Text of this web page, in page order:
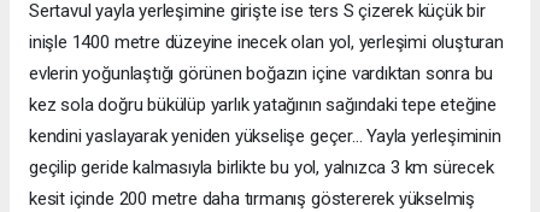
Sertavul yayla yerleşimine girişte ise ters S çizerek küçük bir
inişle 1400 metre düzeyine inecek olan yol, yerleşimi oluşturan
evlerin yoğunlaştığı görünen boğazın içine vardıktan sonra bu
kez sola doğru bükülüp yarlık yatağının sağındaki tepe eteğine
kendini yaslayarak yeniden yükselişe geçer... Yayla yerleşiminin
geçilip geride kalmasıyla birlikte bu yol, yalnızca 3 km sürecek
kesit içinde 200 metre daha tırmanış göstererek yükselmiş